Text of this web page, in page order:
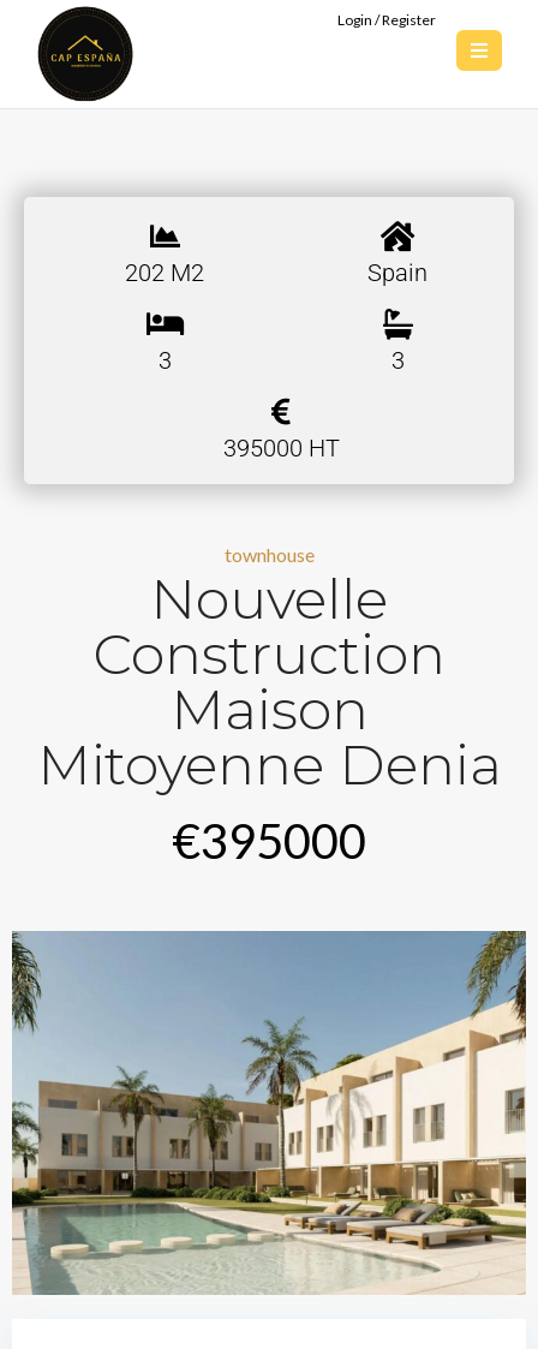
Login / Register
202 M2 Spain
3 3
395000 HT
townhouse
Nouvelle
Construction
Maison
Mitoyenne Denia
€395000